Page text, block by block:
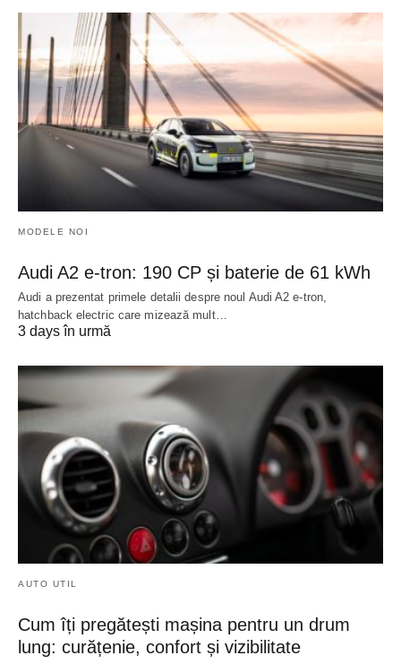
MODELE NOI
Audi A2 e-tron: 190 CP și baterie de 61 kWh
Audi a prezentat primele detalii despre noul Audi A2 e-tron,
hatchback electric care mizează mult…
3 days în urmă
AUTO UTIL
Cum îți pregătești mașina pentru un drum
lung: curățenie, confort și vizibilitate